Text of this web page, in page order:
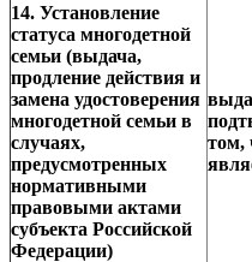
14. Установление
статуса многодетной
семьи (выдача,
продление действия и
замена удостоверения
многодетной семьи в
случаях,
предусмотренных
нормативными
правовыми актами
субъекта Российской
Федерации)
том,